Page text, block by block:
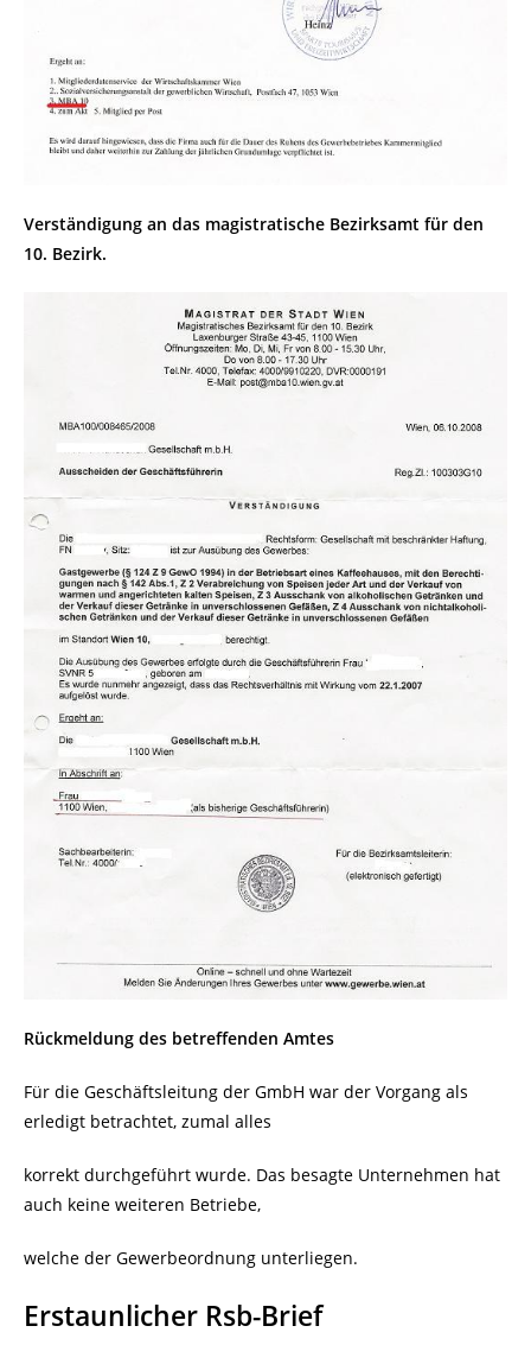
Verständigung an das magistratische Bezirksamt für den
10. Bezirk.
Rückmeldung des betreffenden Amtes
Für die Geschäftsleitung der GmbH war der Vorgang als
erledigt betrachtet, zumal alles
korrekt durchgeführt wurde. Das besagte Unternehmen hat
auch keine weiteren Betriebe,
welche der Gewerbeordnung unterliegen.
Erstaunlicher Rsb-Brief